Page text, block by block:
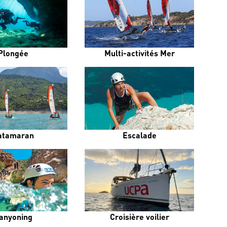
Multi-activités Mer
Escalade
Croisière voilier